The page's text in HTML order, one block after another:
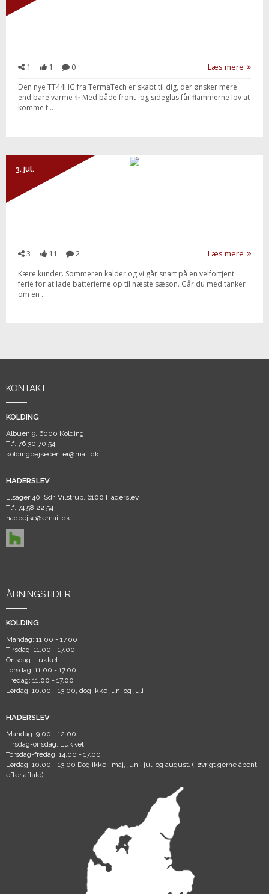
1 1 0 Læs mere
Den nye TT44HG fra TermaTech er skabt til dig, der ønsker mere
end bare varme ✨ Med både front- og sideglas får flammerne lov at
komme t...
3. jul.
3 11 2 Læs mere
Kære kunder. Sommeren kalder og vi går snart på en velfortjent
ferie for at lade batterierne op til næste sæson. Går du med tanker
om en ...
KONTAKT
KOLDING
Albuen 9, 6000 Kolding
Tlf. 76 30 70 54
koldingpejsecenter@mail.dk
HADERSLEV
Elsager 40, Sdr. Vilstrup, 6100 Haderslev
Tlf. 74 58 22 54
hadpejse@email.dk
ÅBNINGSTIDER
KOLDING
Mandag: 11.00 - 17.00
Tirsdag: 11.00 - 17.00
Onsdag: Lukket
Torsdag: 11.00 - 17.00
Fredag: 11.00 - 17.00
Lørdag: 10.00 - 13.00, dog ikke juni og juli
HADERSLEV
Mandag: 9.00 - 12.00
Tirsdag-onsdag: Lukket
Torsdag-fredag: 14.00 - 17.00
Lørdag: 10.00 - 13.00 Dog ikke i maj, juni, juli og august. (I øvrigt gerne åbent
efter aftale)